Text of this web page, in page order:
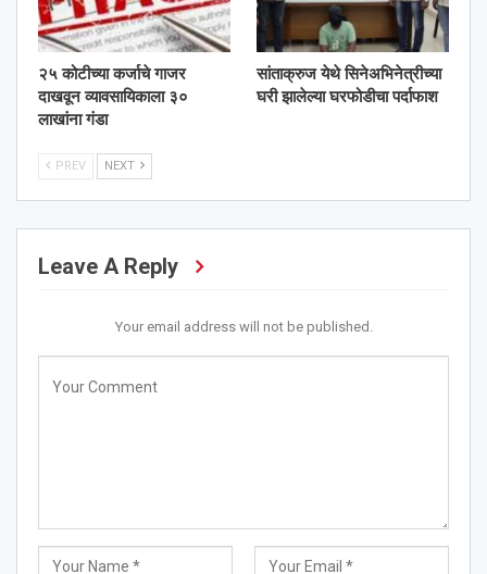
२५ कोटीच्या कर्जाचे गाजर
दाखवून व्यावसायिकाला ३०
लाखांना गंडा
सांताक्रुज येथे सिनेअभिनेत्रीच्या
घरी झालेल्या घरफोडीचा पर्दाफाश
PREV NEXT
Leave A Reply
Your email address will not be published.